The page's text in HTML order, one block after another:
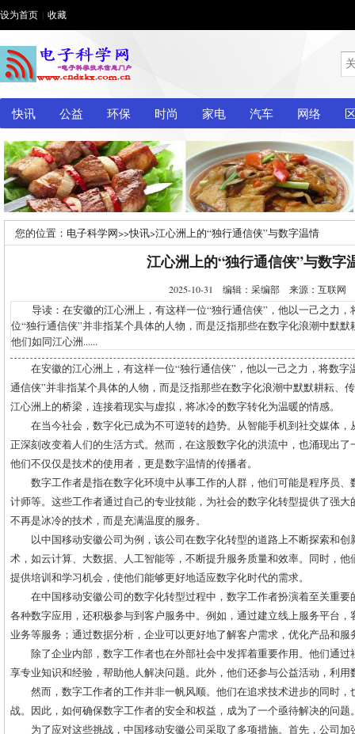
设为首页 收藏
快讯 公益 环保 时尚 家电 汽车 网络
您的位置： 电子科学网>>快讯>江心洲上的“独行通信侠”与数字温情
江心洲上的“独行通信侠”与数字
2025-10-31 编辑：采编部 来源：互联网
导读：在安徽的江心洲上，有这样一位“独行通信侠”，他以一己之力，
位“独行通信侠”并非指某个具体的人物，而是泛指那些在数字化浪潮中默
他们如同江心洲......
在安徽的江心洲上，有这样一位“独行通信侠”，他以一己之力，将数
通信侠”并非指某个具体的人物，而是泛指那些在数字化浪潮中默默耕耘、
江心洲上的桥梁，连接着现实与虚拟，将冰冷的数字转化为温暖的情感。
在当今社会，数字化已成为不可逆转的趋势。从智能手机到社交媒体
正深刻改变着人们的生活方式。然而，在这股数字化的洪流中，也涌现出
他们不仅仅是技术的使用者，更是数字温情的传播者。
数字工作者是指在数字化环境中从事工作的人群，他们可能是程序员
计师等。这些工作者通过自己的专业技能，为社会的数字化转型提供了强
不再是冰冷的技术，而是充满温度的服务。
以中国移动安徽公司为例，该公司在数字化转型的道路上不断探索和
术，如云计算、大数据、人工智能等，不断提升服务质量和效率。同时，
提供培训和学习机会，使他们能够更好地适应数字化时代的需求。
在中国移动安徽公司的数字化转型过程中，数字工作者扮演着至关重
各种数字应用，还积极参与到客户服务中。例如，通过建立线上服务平台
业务等服务；通过数据分析，企业可以更好地了解客户需求，优化产品和服
除了企业内部，数字工作者也在外部社会中发挥着重要作用。他们通
享专业知识和经验，帮助他人解决问题。此外，他们还参与公益活动，利
然而，数字工作者的工作并非一帆风顺。他们在追求技术进步的同时
战。因此，如何确保数字工作者的安全和权益，成为了一个亟待解决的问题
为了应对这些挑战，中国移动安徽公司采取了多项措施。首先，公司